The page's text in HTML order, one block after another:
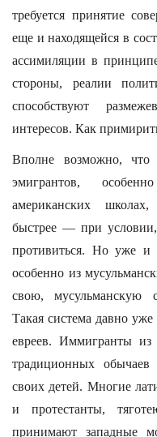
требуется принятие
еще и находящейся в
ассимиляции в
стороны, реалии
способствуют
интересов. Как
Вполне возможно,
эмигрантов,
американских
быстрее — при
противиться. Но уже и
особенно из
свою, мусульманскую
Такая система давно
евреев. Иммигранты
традиционных
своих детей. Многие
и протестанты,
принимают западные